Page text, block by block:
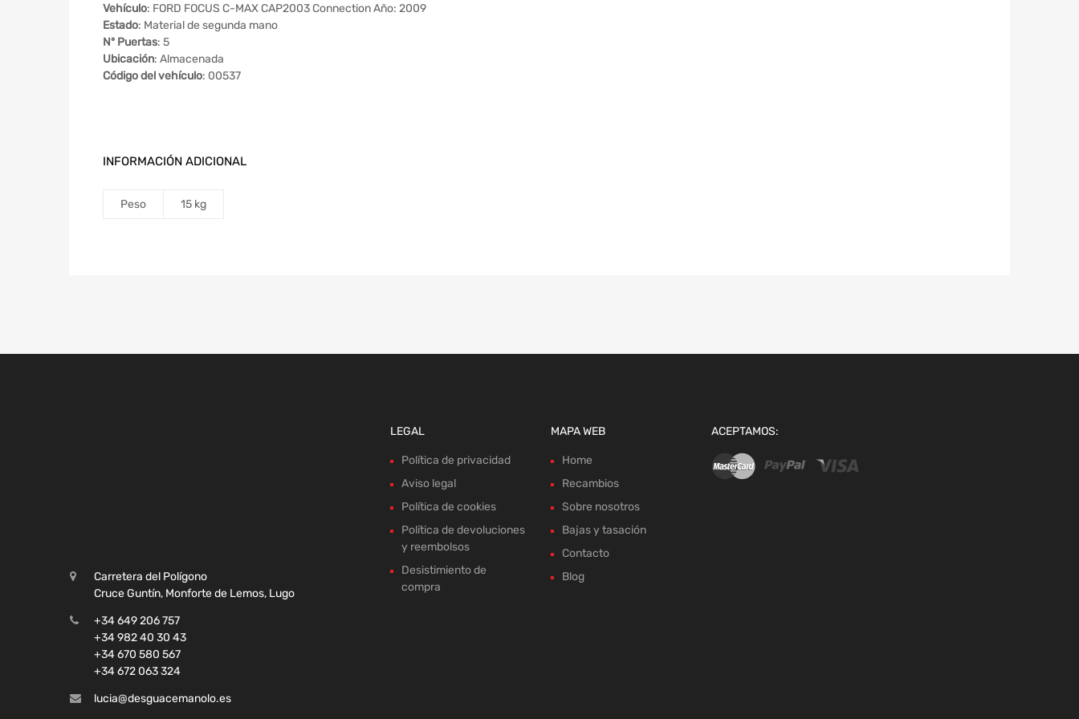
Vehículo: FORD FOCUS C-MAX CAP2003 Connection Año: 2009
Estado: Material de segunda mano
Nº Puertas: 5
Ubicación: Almacenada
Código del vehículo: 00537
INFORMACIÓN ADICIONAL
Peso 15 kg
Carretera del Polígono
Cruce Guntín, Monforte de Lemos, Lugo
+34 649 206 757
+34 982 40 30 43
+34 670 580 567
+34 672 063 324
lucia@desguacemanolo.es
LEGAL
Política de privacidad
Aviso legal
Política de cookies
Política de devoluciones
y reembolsos
Desistimiento de
compra
MAPA WEB
Home
Recambios
Sobre nosotros
Bajas y tasación
Contacto
Blog
ACEPTAMOS: